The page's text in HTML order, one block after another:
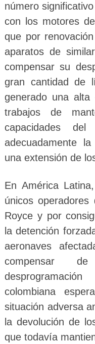
número
con los motores
que por
aparatos de
compensar su
gran cantidad de
generado una
trabajos de
capacidades
adecuadamente
una extensión de
En América
únicos
Royce y por
la detención
aeronaves
compensar
colombiana
situación adversa
la devolución de
que todavía